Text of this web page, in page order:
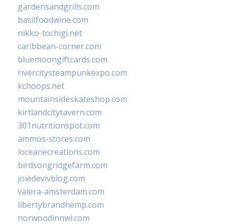
gardensandgrills.com
basilfoodwine.com
nikko-tochigi.net
caribbean-corner.com
bluemoongiftcards.com
rivercitysteampunkexpo.com
kchoops.net
mountainsideskateshop.com
kirtlandcitytavern.com
301nutritionspot.com
ammos-stores.com
loceanecreations.com
birdsongridgefarm.com
joiedevivblog.com
valera-amsterdam.com
libertybrandhemp.com
norwoodinnwi.com